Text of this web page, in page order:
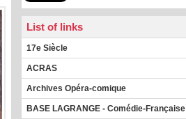
List of links
17e Siècle
ACRAS
Archives Opéra-comique
BASE LAGRANGE - Comédie-Française